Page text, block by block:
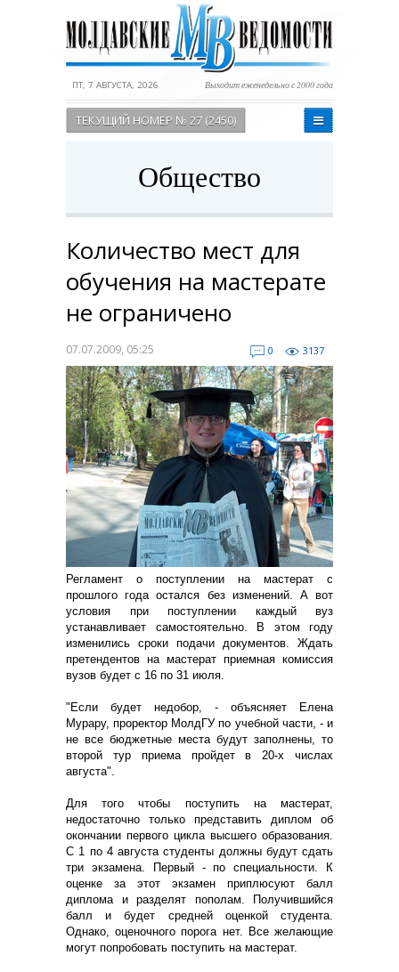
ПТ, 7 АВГУСТА, 2026 Выходит еженедельно с 2000 года
ТЕКУЩИЙ НОМЕР № 27 (2450)
Общество
Количество мест для
обучения на мастерате
не ограничено
07.07.2009, 05:25 0 3137
Регламент о поступлении на мастерат с
прошлого года остался без изменений. А вот
условия при поступлении каждый вуз
устанавливает самостоятельно. В этом году
изменились сроки подачи документов. Ждать
претендентов на мастерат приемная комиссия
вузов будет с 16 по 31 июля.
"Если будет недобор, - объясняет Елена
Мурару, проректор МолдГУ по учебной части, - и
не все бюджетные места будут заполнены, то
второй тур приема пройдет в 20-х числах
августа".
Для того чтобы поступить на мастерат,
недостаточно только представить диплом об
окончании первого цикла высшего образования.
С 1 по 4 августа студенты должны будут сдать
три экзамена. Первый - по специальности. К
оценке за этот экзамен приплюсуют балл
диплома и разделят пополам. Получившийся
балл и будет средней оценкой студента.
Однако, оценочного порога нет. Все желающие
могут попробовать поступить на мастерат.